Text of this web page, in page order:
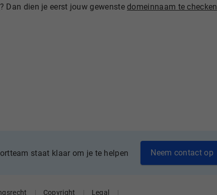
? Dan dien je eerst jouw gewenste domeinnaam te checken
staat klaar om je te helpen Neem contact op
Copyright
Legal